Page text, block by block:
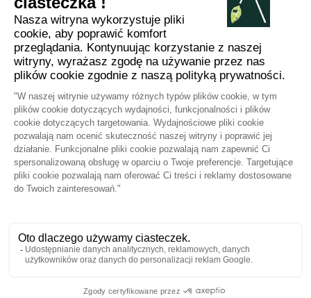
+33781382437
jessica.fernandes@arabesk.eu
Skontaktuj się z nami na :
PL